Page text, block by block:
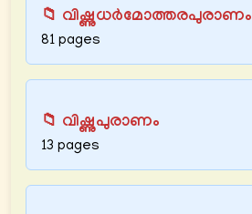
📁 വിഷ്ണുധർമോത്തരപുരാണം
81 pages
📁 വിഷ്ണുപുരാണം
13 pages